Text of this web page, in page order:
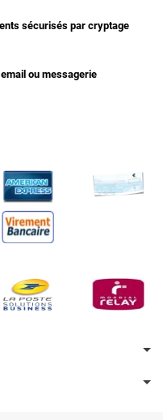
sécurisés par cryptage
ou messagerie